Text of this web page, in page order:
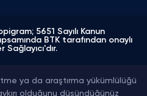
5651 Sayılı Kanun
BTK tarafından onaylı
Sağlayıcı'dır.
ya da araştırma yükümlülüğü
olduğunu düşündüğünüz